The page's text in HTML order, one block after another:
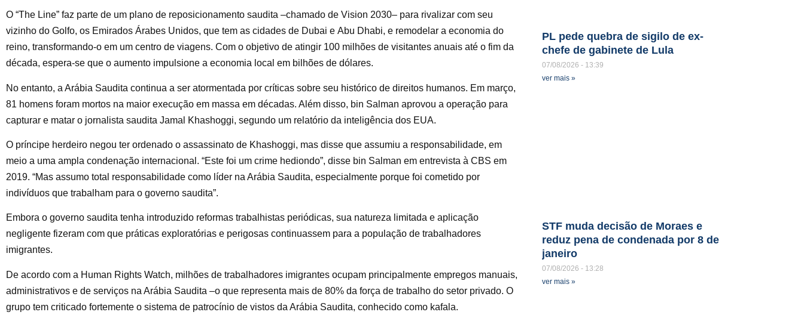
O “The Line” faz parte de um plano de reposicionamento saudita –chamado de Vision 2030– para rivalizar com seu
vizinho do Golfo, os Emirados Árabes Unidos, que tem as cidades de Dubai e Abu Dhabi, e remodelar a economia do
reino, transformando-o em um centro de viagens. Com o objetivo de atingir 100 milhões de visitantes anuais até o fim da
década, espera-se que o aumento impulsione a economia local em bilhões de dólares.
No entanto, a Arábia Saudita continua a ser atormentada por críticas sobre seu histórico de direitos humanos. Em março,
81 homens foram mortos na maior execução em massa em décadas. Além disso, bin Salman aprovou a operação para
capturar e matar o jornalista saudita Jamal Khashoggi, segundo um relatório da inteligência dos EUA.
O príncipe herdeiro negou ter ordenado o assassinato de Khashoggi, mas disse que assumiu a responsabilidade, em
meio a uma ampla condenação internacional. “Este foi um crime hediondo”, disse bin Salman em entrevista à CBS em
2019. “Mas assumo total responsabilidade como líder na Arábia Saudita, especialmente porque foi cometido por
indivíduos que trabalham para o governo saudita”.
Embora o governo saudita tenha introduzido reformas trabalhistas periódicas, sua natureza limitada e aplicação
negligente fizeram com que práticas exploratórias e perigosas continuassem para a população de trabalhadores
imigrantes.
De acordo com a Human Rights Watch, milhões de trabalhadores imigrantes ocupam principalmente empregos manuais,
administrativos e de serviços na Arábia Saudita –o que representa mais de 80% da força de trabalho do setor privado. O
grupo tem criticado fortemente o sistema de patrocínio de vistos da Arábia Saudita, conhecido como kafala.
PL pede quebra de sigilo de ex-
chefe de gabinete de Lula
07/08/2026 13:39
ver mais »
STF muda decisão de Moraes e
reduz pena de condenada por 8 de
janeiro
07/08/2026 13:28
ver mais »